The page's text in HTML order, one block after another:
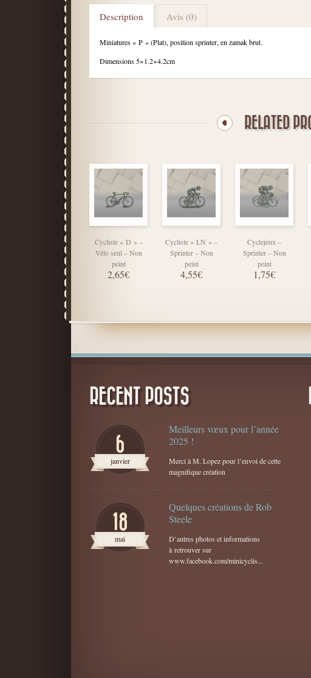
Description
Miniatures « P » (Plat), position sprinter, en zamak brut.
Dimensions 5×1.2×4.2cm
Avis (0)
RELATED
Cycliste « D » –
Vélo seul – Non
peint
2,65€
Cycliste « LN » –
Sprinter – Non
peint
4,55€
Cyclejeux –
Sprinter – Non
peint
1,75€
RECENT POSTS
6
janvier
Meilleurs vœux pour l’année
2025 !
Merci à M. Lopez pour l’envoi de cette
magnifique création
18
mai
Quelques créations de Rob
Steele
D’autres photos et informations
à retrouver sur
www.facebook.com/minicyclis...